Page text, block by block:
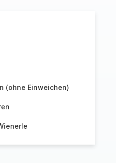
(ohne Einweichen)